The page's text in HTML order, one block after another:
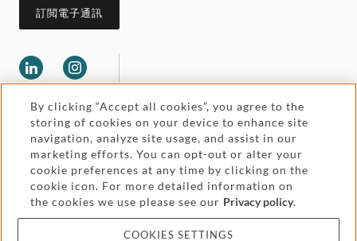
訂閲電子通訊
Legal and regulatory
Pricing
Accessibility
Attorney advertising
By clicking “Accept all cookies”, you agree to the
storing of cookies on your device to enhance site
navigation, analyze site usage, and assist in our
marketing efforts. You can opt-out or alter your
cookie preferences at any time by clicking on the
cookie icon. For more detailed information on
the cookies we use please see our Privacy policy.
COOKIES SETTINGS